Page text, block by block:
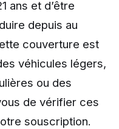
ans et d’être
depuis au
couverture est
véhicules légers,
ou des
de vérifier ces
souscription.